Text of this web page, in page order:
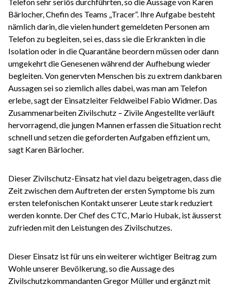
Bärlocher, Chefin des Teams „Tracer“. Ihre Aufgabe besteht
nämlich darin, die vielen hundert gemeldeten Personen am
Telefon zu begleiten, sei es, dass sie die Erkrankten in die
Isolation oder in die Quarantäne beordern müssen oder dann
umgekehrt die Genesenen während der Aufhebung wieder
begleiten. Von genervten Menschen bis zu extrem dankbaren
Aussagen sei so ziemlich alles dabei, was man am Telefon
erlebe, sagt der Einsatzleiter Feldweibel Fabio Widmer. Das
Zusammenarbeiten Zivilschutz – Zivile Angestellte verläuft
hervorragend, die jungen Mannen erfassen die Situation recht
schnell und setzen die geforderten Aufgaben effizient um,
sagt Karen Bärlocher.
Dieser Zivilschutz-Einsatz hat viel dazu beigetragen, dass die
Zeit zwischen dem Auftreten der ersten Symptome bis zum
ersten telefonischen Kontakt unserer Leute stark reduziert
werden konnte. Der Chef des CTC, Mario Hubak, ist äusserst
zufrieden mit den Leistungen des Zivilschutzes.
Dieser Einsatz ist für uns ein weiterer wichtiger Beitrag zum
Wohle unserer Bevölkerung, so die Aussage des
Zivilschutzkommandanten Gregor Müller und ergänzt mit